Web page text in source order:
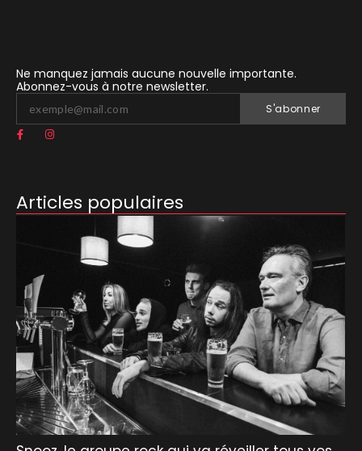
Ne manquez jamais aucune nouvelle importante.
Abonnez-vous à notre newsletter.
S'abonner
Articles populaires